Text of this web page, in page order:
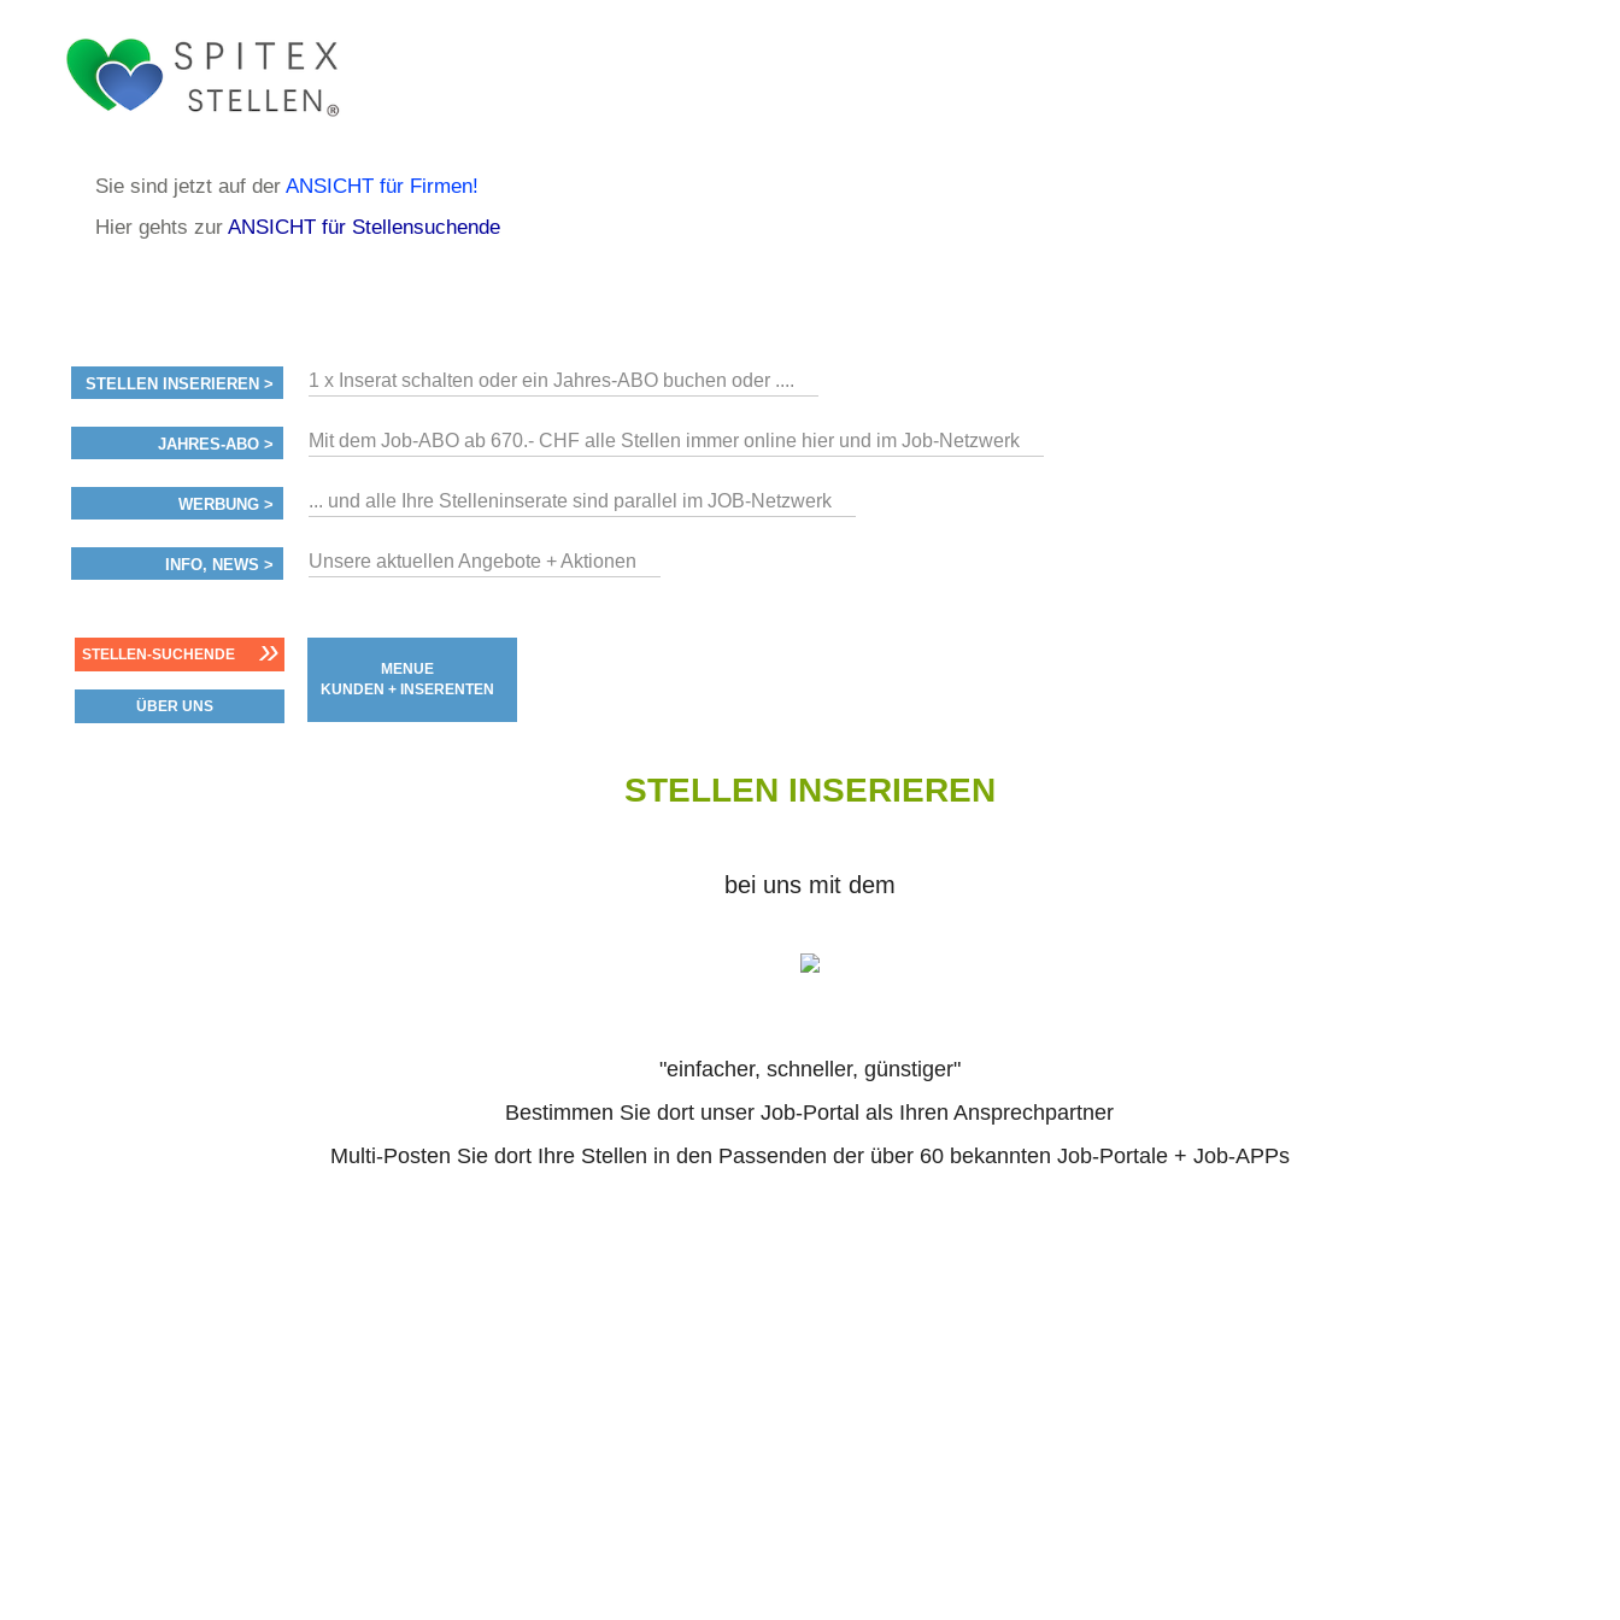
Sie sind jetzt auf der ANSICHT für Firmen!
Hier gehts zur ANSICHT für Stellensuchende
STELLEN INSERIEREN > 1 x Inserat schalten oder ein Jahres-ABO buchen oder ....
JAHRES-ABO > Mit dem Job-ABO ab 670.- CHF alle Stellen immer online hier und im Job-Netzwerk
WERBUNG > ... und alle Ihre Stelleninserate sind parallel im JOB-Netzwerk
INFO, NEWS > Unsere aktuellen Angebote + Aktionen
STELLEN-SUCHENDE »
ÜBER UNS
MENUE
KUNDEN + INSERENTEN
STELLEN INSERIEREN
bei uns mit dem
"einfacher, schneller, günstiger"
Bestimmen Sie dort unser Job-Portal als Ihren Ansprechpartner
Multi-Posten Sie dort Ihre Stellen in den Passenden der über 60 bekannten Job-Portale + Job-APPs